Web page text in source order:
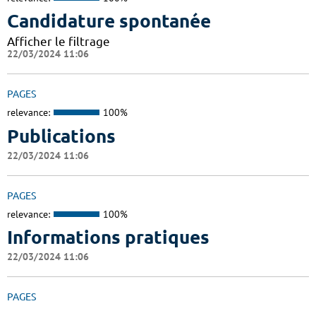
Candidature spontanée
Afficher le filtrage
22/03/2024 11:06
PAGES
relevance: 100%
Publications
22/03/2024 11:06
PAGES
relevance: 100%
Informations pratiques
22/03/2024 11:06
PAGES